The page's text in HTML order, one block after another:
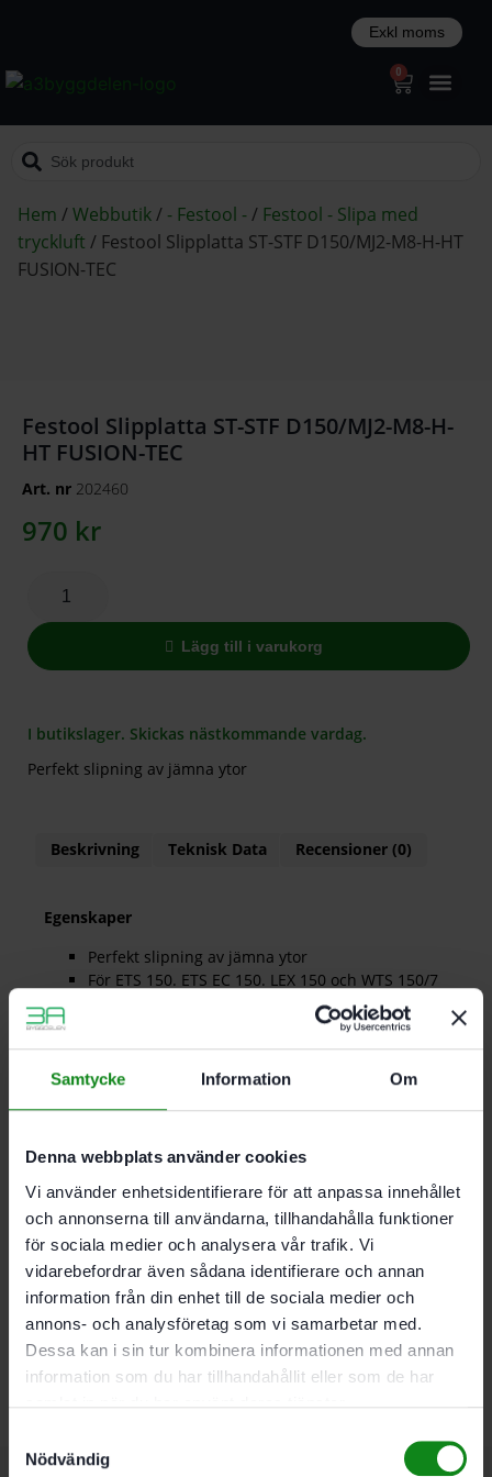
Samtycke Information Om
Denna webbplats använder cookies
Vi använder enhetsidentifierare för att anpassa innehållet
och annonserna till användarna, tillhandahålla funktioner
för sociala medier och analysera vår trafik. Vi
vidarebefordrar även sådana identifierare och annan
information från din enhet till de sociala medier och
annons- och analysföretag som vi samarbetar med.
Dessa kan i sin tur kombinera informationen med annan
information som du har tillhandahållit eller som de har
Nödvändig
0
Hem /Webbutik/ - Festool -/ Festool - Slipa med
tryckluft / Festool Slipplatta ST-STF D150/MJ2-M8-H-HT
FUSION-TEC
Festool Slipplatta ST-STF D150/MJ2-M8-H-
HT FUSION-TEC
Art. nr 202460
970 kr
Lägg till i varukorg
I butikslager. Skickas nästkommande vardag.
Perfekt slipning av jämna ytor
Beskrivning Teknisk Data Recensioner (0)
Egenskaper
Perfekt slipning av jämna ytor
För ETS 150. ETS EC 150. LEX 150 och WTS 150/7
Högtemperaturbeständig kardborre
Hög kanthållbarhet
För plana ytor och smala kanter
MULTI-JETSTREAM 2
Diameter 150 mm; Anslutningsgänga M8; Förpackning
1 Antal
Det finns inga recensioner än.
Bli först med att recensera ”Festool Slipplatta ST-STF
D150/MJ2-M8-H-HT FUSION-TEC”
Du måste varainloggadför att skriva en recension.